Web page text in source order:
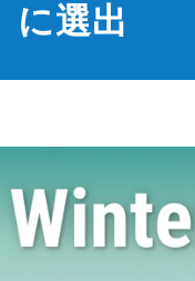
に選出